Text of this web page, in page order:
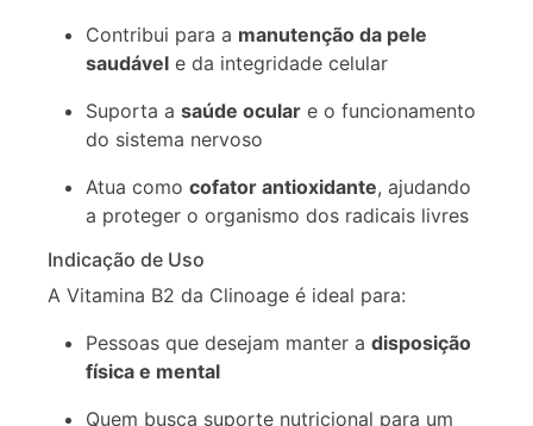
Contribui para a manutenção da pele
saudável e da integridade celular
Suporta a saúde ocular e o funcionamento
do sistema nervoso
Atua como cofator antioxidante, ajudando
a proteger o organismo dos radicais livres
Indicação de Uso
A Vitamina B2 da Clinoage é ideal para:
Pessoas que desejam manter a disposição
física e mental
Quem busca suporte nutricional para um